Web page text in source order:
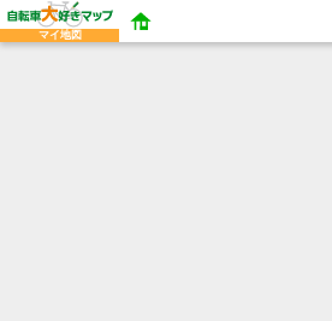
マイ地図